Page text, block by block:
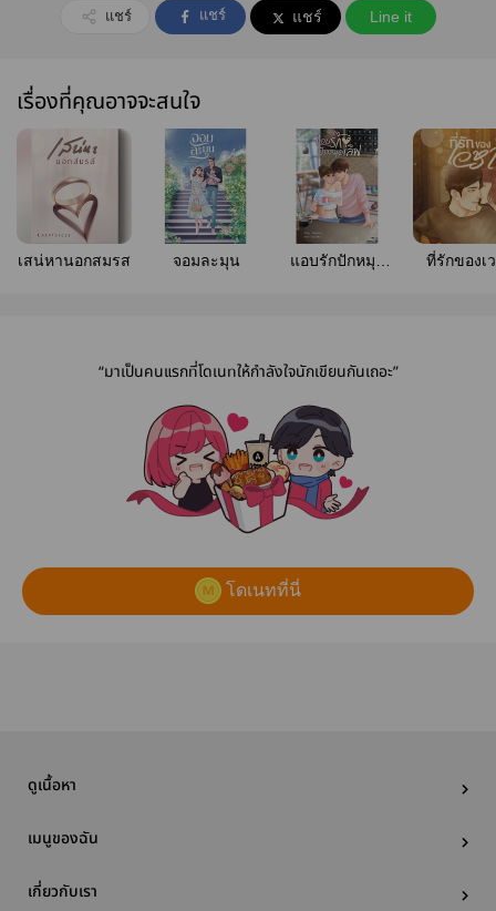
แชร์ แชร์ แชร์ Line it
เรื่องที่คุณอาจจะสนใจ
เสน่หานอกสมรส จอมละมุน
แอบรักปักหมุด
ที่รักของเ
“มาเป็นคนแรกที่โดเนทให้กำลังใจนักเขียนกันเถอะ”
โดเนทที่นี่
ดูเนื้อหา
เมนูของฉัน
เกี่ยวกับเรา